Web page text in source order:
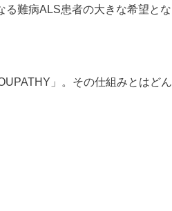
る難病ALS患者の大きな希望とな
」。その仕組みとはどん